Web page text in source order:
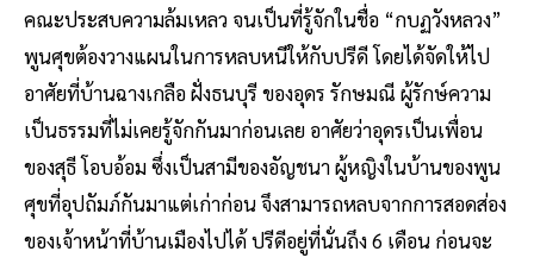
คณะประสบความล้มเหลว จนเป็นที่รู้จักในชื่อ “กบฏวังหลวง”
พูนศุขต้องวางแผนในการหลบหนีให้กับปรีดี โดยได้จัดให้ไป
อาศัยที่บ้านฉางเกลือ ฝั่งธนบุรี ของอุดร รักษมณี ผู้รักษ์ความ
เป็นธรรมที่ไม่เคยรู้จักกันมาก่อนเลย อาศัยว่าอุดรเป็นเพื่อน
ของสุธี โอบอ้อม ซึ่งเป็นสามีของอัญชนา ผู้หญิงในบ้านของพูน
ศุขที่อุปถัมภ์กันมาแต่เก่าก่อน จึงสามารถหลบจากการสอดส่อง
ของเจ้าหน้าที่บ้านเมืองไปได้ ปรีดีอยู่ที่นั่นถึง 6 เดือน ก่อนจะ